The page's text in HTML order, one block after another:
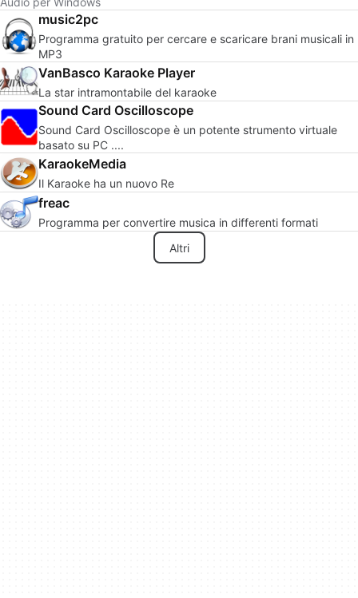
music2pc
Programma gratuito per cercare e scaricare brani musicali in
MP3
VanBasco Karaoke Player
La star intramontabile del karaoke
Sound Card Oscilloscope
Sound Card Oscilloscope è un potente strumento virtuale
basato su PC ....
KaraokeMedia
Il Karaoke ha un nuovo Re
freac
Programma per convertire musica in differenti formati
Altri